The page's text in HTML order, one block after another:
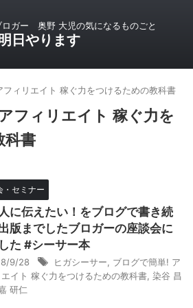
ロガー 奥野 大児の気になるものごと
日やります
フィリエイト 稼ぐ力をつけるための教科書
フィリエイト 稼ぐ力を
科書
・セミナー
に伝えたい！をブログで書き続
版までしたブロガーの座談会に
た #シーサー本
9/28 ヒガシーサー
ブログで簡単! ア
イト 稼ぐ力をつけるための教科書 染谷 昌
研仁